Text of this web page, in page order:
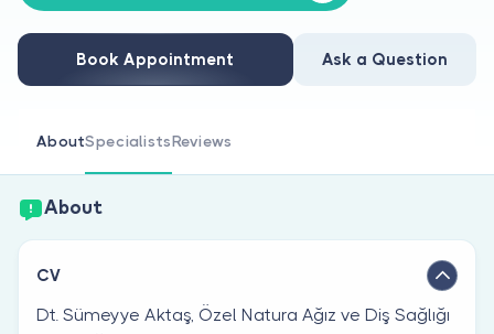
Are you a doctor?
Book Appointment Ask a Question
AboutSpecialistsReviews
About
CV
Dt. Sümeyye Aktaş, Özel Natura Ağız ve Diş Sağlığı